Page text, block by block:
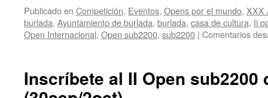
Publicado en Competición, Eventos, Opens por el mundo, XXX
burlada, Ayuntamiento de burlada, burlada, casa de cultura, Ii
Open Internacional, Open sub2200, sub2200 | Comentarios
Inscríbete al II Open sub2200